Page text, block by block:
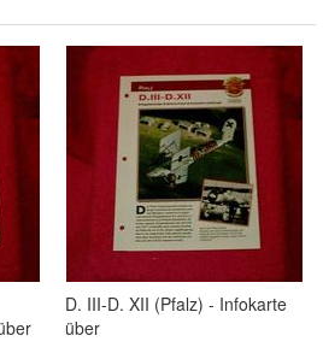
D. III-D. XII (Pfalz) - Infokarte
über